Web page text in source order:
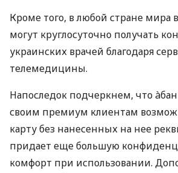
Кроме того, в любой стране мира
могут круглосуточно получать
украинских врачей благодаря
телемедицины.
Напоследок подчеркнем, что
своим премиум клиентам
карту без нанесенных на нее
придает еще большую
комфорт при использовании.